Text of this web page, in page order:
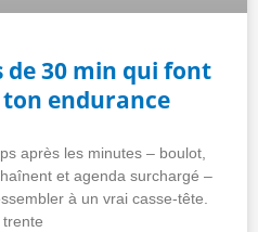
30 min qui font
endurance
après les minutes – boulot,
et agenda surchargé –
à un vrai casse-tête.